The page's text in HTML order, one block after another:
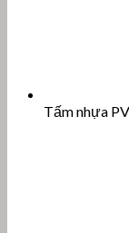
Tấm nhựa